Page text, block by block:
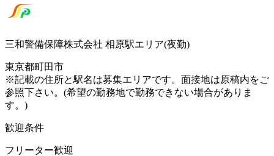
三和警備保障株式会社 相原駅エリア(夜勤)
東京都町田市
※記載の住所と駅名は募集エリアです。面接地は原稿内をご
参照下さい。(希望の勤務地で勤務できない場合がありま
す。)
歓迎条件
フリーター歓迎